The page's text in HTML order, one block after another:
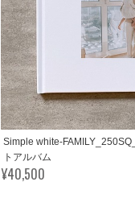
Simple white-
トアルバム
¥40,500